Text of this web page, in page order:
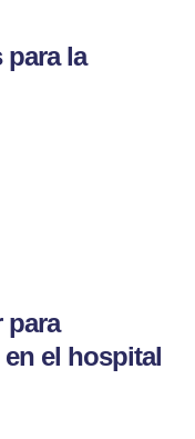
para la
para
el hospital